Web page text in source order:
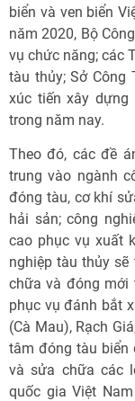
biển và ven biển
năm 2020, Bộ
vụ chức năng; các
tàu thủy; Sở Công
xúc tiến xây dựng
trong năm nay.
Theo đó, các đề
trung vào ngành
đóng tàu, cơ khí
hải sản; công
cao phục vụ xuất
nghiệp tàu thủy
chữa và đóng mới
phục vụ đánh bắt
(Cà Mau), Rạch
tâm đóng tàu biển
và sửa chữa các
quốc gia Việt